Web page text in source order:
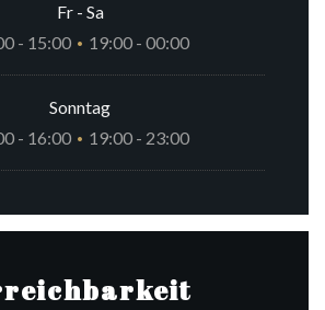
Fr- Sa
- 15:00 • 19:00 - 00:00
Sonntag
- 16:00 • 19:00 - 23:00